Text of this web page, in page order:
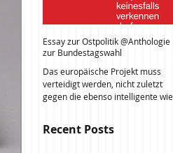
Essay zur Ostpolitik @Anthologie
zur Bundestagswahl
Das europäische Projekt muss
verteidigt werden, nicht zuletzt
gegen die ebenso intelligente wie
Strategie Russlands, die längst
Recent Posts